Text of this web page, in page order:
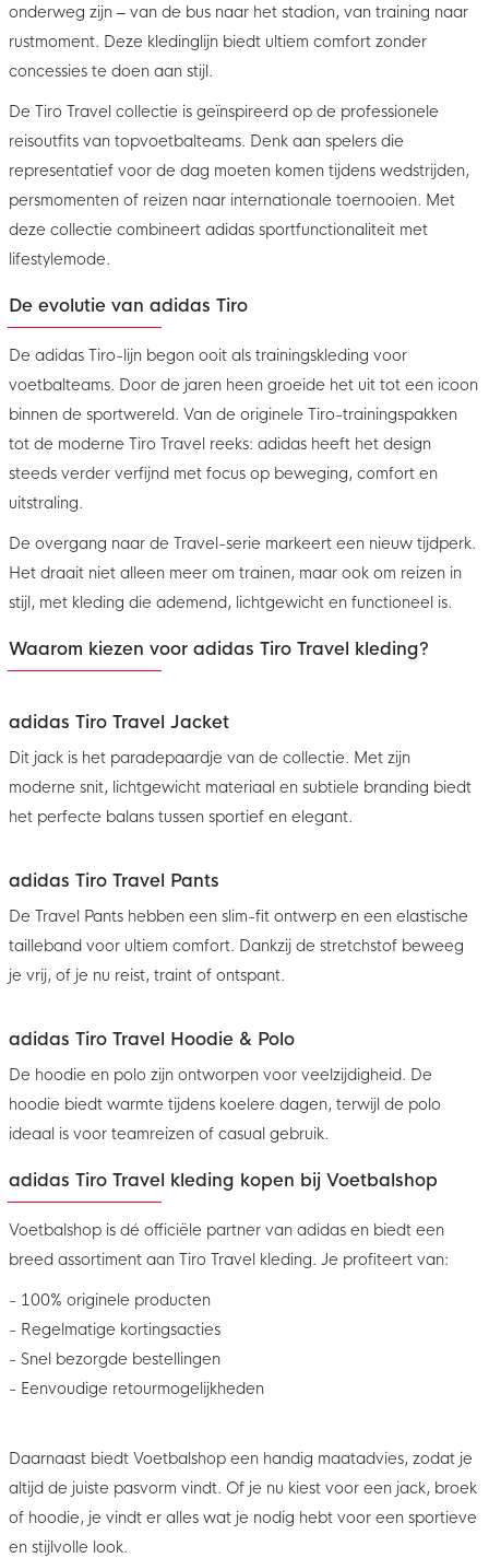
onderweg zijn – van de bus naar het stadion, van training naar
rustmoment. Deze kledinglijn biedt ultiem comfort zonder
concessies te doen aan stijl.
De Tiro Travel collectie is geïnspireerd op de professionele
reisoutfits van topvoetbalteams. Denk aan spelers die
representatief voor de dag moeten komen tijdens wedstrijden,
persmomenten of reizen naar internationale toernooien. Met
deze collectie combineert adidas sportfunctionaliteit met
lifestylemode.
De evolutie van adidas Tiro
De adidas Tiro-lijn begon ooit als trainingskleding voor
voetbalteams. Door de jaren heen groeide het uit tot een icoon
binnen de sportwereld. Van de originele Tiro-trainingspakken
tot de moderne Tiro Travel reeks: adidas heeft het design
steeds verder verfijnd met focus op beweging, comfort en
uitstraling.
De overgang naar de Travel-serie markeert een nieuw tijdperk.
Het draait niet alleen meer om trainen, maar ook om reizen in
stijl, met kleding die ademend, lichtgewicht en functioneel is.
Waarom kiezen voor adidas Tiro Travel kleding?
adidas Tiro Travel Jacket
Dit jack is het paradepaardje van de collectie. Met zijn
moderne snit, lichtgewicht materiaal en subtiele branding biedt
het perfecte balans tussen sportief en elegant.
adidas Tiro Travel Pants
De Travel Pants hebben een slim-fit ontwerp en een elastische
tailleband voor ultiem comfort. Dankzij de stretchstof beweeg
je vrij, of je nu reist, traint of ontspant.
adidas Tiro Travel Hoodie & Polo
De hoodie en polo zijn ontworpen voor veelzijdigheid. De
hoodie biedt warmte tijdens koelere dagen, terwijl de polo
ideaal is voor teamreizen of casual gebruik.
adidas Tiro Travel kleding kopen bij Voetbalshop
Voetbalshop is dé officiële partner van adidas en biedt een
breed assortiment aan Tiro Travel kleding. Je profiteert van:
- 100% originele producten
- Regelmatige kortingsacties
- Snel bezorgde bestellingen
- Eenvoudige retourmogelijkheden
Daarnaast biedt Voetbalshop een handig maatadvies, zodat je
altijd de juiste pasvorm vindt. Of je nu kiest voor een jack, broek
of hoodie, je vindt er alles wat je nodig hebt voor een sportieve
en stijlvolle look.